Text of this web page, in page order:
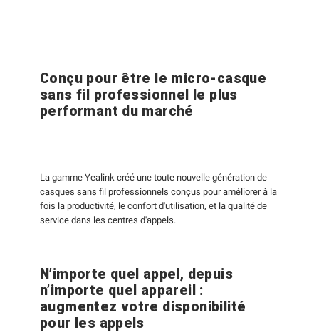
Conçu pour être le micro-casque
sans fil professionnel le plus
performant du marché
La gamme Yealink créé une toute nouvelle génération de
casques sans fil professionnels conçus pour améliorer à la
fois la productivité, le confort d'utilisation, et la qualité de
service dans les centres d'appels.
N’importe quel appel, depuis
n’importe quel appareil :
augmentez votre disponibilité
pour les appels